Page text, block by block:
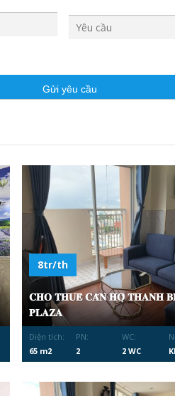
Y
8tr/th
𝐂𝐇𝐎 𝐓𝐇𝐔𝐄̂ 𝐂𝐀̆𝐍 𝐇𝐎̣̂ 𝐓𝐇𝐀𝐍𝐇
𝐏𝐋𝐀𝐙𝐀
Diện tích:
65 m2
PN:
2
WC:
2 WC